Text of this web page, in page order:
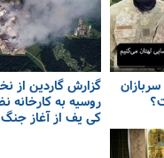
گزارش گاردین از
روسیه به کارخانه
کی یف از آغاز جنگ